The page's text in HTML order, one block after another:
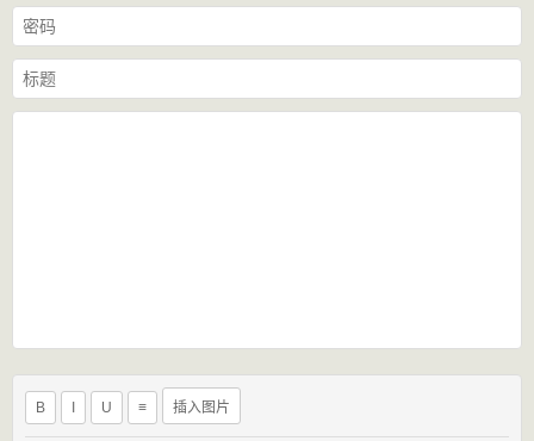
B U ≡ 插入图片